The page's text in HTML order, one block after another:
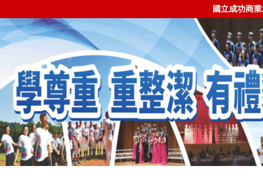
國立成功商